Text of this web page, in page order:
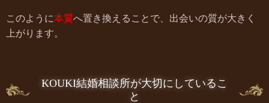
このように本質へ置き換えることで、出会いの質が大きく
上がります。
KOUKI結婚相談所が大切にしているこ
と